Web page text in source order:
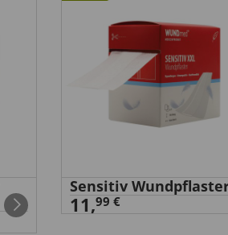
Sensitiv
11,99 €